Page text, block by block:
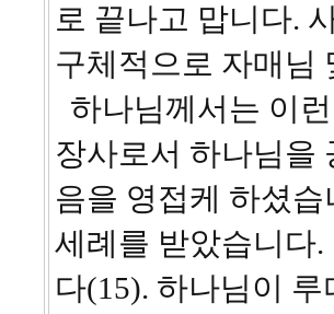
로 끝나고 맙니다.
구체적으로 자매님
하나님께서는 이
장사로서 하나님을
음을 영접케 하셨
세례를 받았습니다
다(15). 하나님이